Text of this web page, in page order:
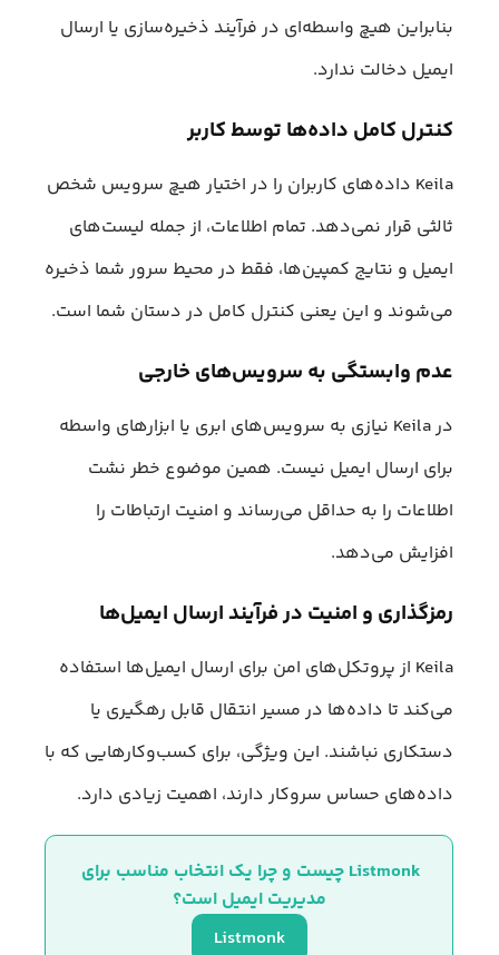
بنابراین هیچ واسطه‌ای در فرآیند ذخیره‌سازی یا ارسال
ایمیل دخالت ندارد.
کنترل کامل داده‌ها توسط کاربر
Keila داده‌های کاربران را در اختیار هیچ سرویس شخص
ثالثی قرار نمی‌دهد. تمام اطلاعات، از جمله لیست‌های
ایمیل و نتایج کمپین‌ها، فقط در محیط سرور شما ذخیره
می‌شوند و این یعنی کنترل کامل در دستان شما است.
عدم وابستگی به سرویس‌های خارجی
در Keila نیازی به سرویس‌های ابری یا ابزارهای واسطه
برای ارسال ایمیل نیست. همین موضوع خطر نشت
اطلاعات را به حداقل می‌رساند و امنیت ارتباطات را
افزایش می‌دهد.
رمزگذاری و امنیت در فرآیند ارسال ایمیل‌ها
Keila از پروتکل‌های امن برای ارسال ایمیل‌ها استفاده
می‌کند تا داده‌ها در مسیر انتقال قابل رهگیری یا
دستکاری نباشند. این ویژگی، برای کسب‌وکارهایی که با
داده‌های حساس سروکار دارند، اهمیت زیادی دارد.
Listmonk چیست و چرا یک انتخاب مناسب برای
مدیریت ایمیل است؟
Listmonk